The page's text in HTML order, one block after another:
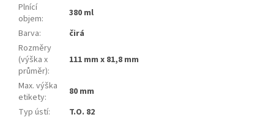
Plnící
objem:
380 ml
Barva:
čirá
Rozměry
(výška x
průměr):
111 mm x 81,8 mm
Max. výška
etikety:
80 mm
Typ ústí:
T.O. 82